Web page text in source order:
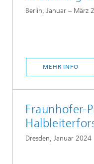
Berlin, Januar – März
MEHR INFO
Fraunhofer-
Dresden, Januar 2024